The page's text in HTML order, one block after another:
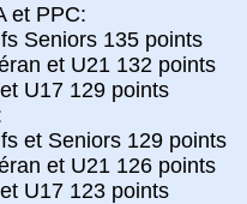
et PPC:
Seniors 135 points
et U21 132 points
U17 129 points
et Seniors 129 points
et U21 126 points
U17 123 points